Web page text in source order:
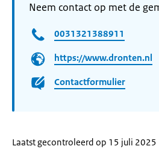
Neem contact op met de
0031321388911
https://www.dronten.nl
Contactformulier
Laatst gecontroleerd op 15 juli 2025